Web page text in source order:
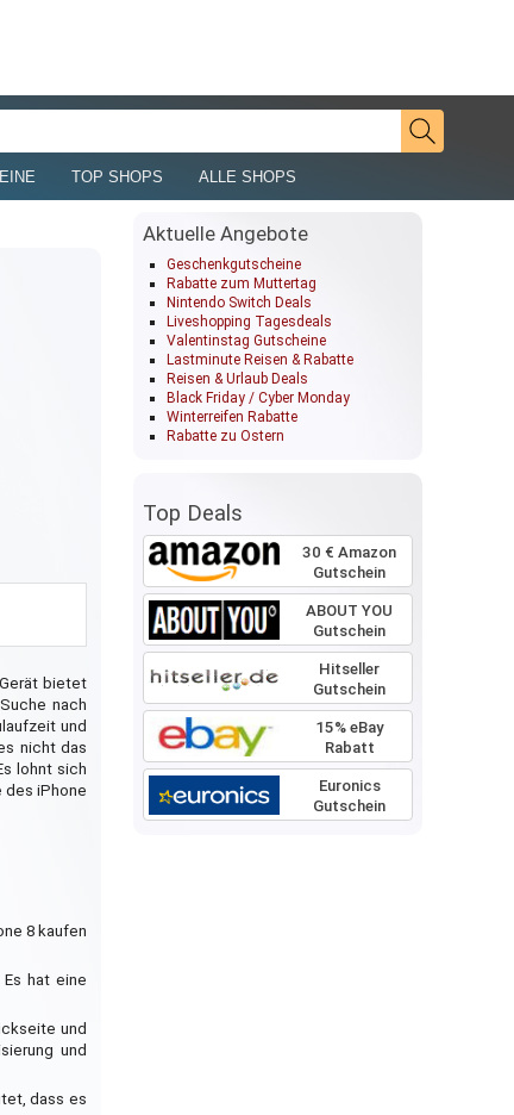
TOP SHOPS ALLE SHOPS
bietet
nach
und
nicht das
lohnt sich
des iPhone
8 kaufen
hat eine
und
und
dass es
Aktuelle Angebote
Geschenkgutscheine
Rabatte zum Muttertag
Nintendo Switch Deals
Liveshopping Tagesdeals
Valentinstag Gutscheine
Lastminute Reisen & Rabatte
Reisen & Urlaub Deals
Black Friday / Cyber Monday
Winterreifen Rabatte
Rabatte zu Ostern
Top Deals
30 € Amazon
Gutschein
ABOUT YOU
Gutschein
Hitseller
Gutschein
15% eBay
Rabatt
Euronics
Gutschein